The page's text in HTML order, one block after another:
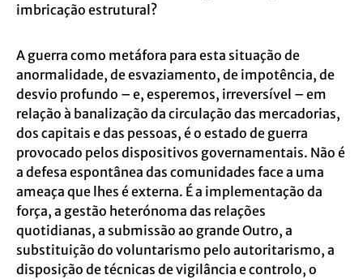
imbricação estrutural?
A guerra como metáfora para esta situação de
anormalidade, de esvaziamento, de impotência, de
desvio profundo – e, esperemos, irreversível – em
relação à banalização da circulação das mercadorias,
dos capitais e das pessoas, é o estado de guerra
provocado pelos dispositivos governamentais. Não é
a defesa espontânea das comunidades face a uma
ameaça que lhes é externa. É a implementação da
força, a gestão heterónoma das relações
quotidianas, a submissão ao grande Outro, a
substituição do voluntarismo pelo autoritarismo, a
disposição de técnicas de vigilância e controlo, o